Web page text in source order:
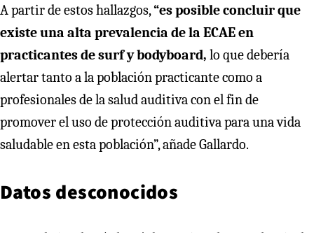
A partir de estos hallazgos,“es posible concluir que
existe una alta prevalencia de la ECAE en
practicantes de surf y bodyboard, lo que debería
alertar tanto a la población practicante como a
profesionales de la salud auditiva con el fin de
promover el uso de protección auditiva para una vida
saludable en esta población”, añade Gallardo.
Datos desconocidos